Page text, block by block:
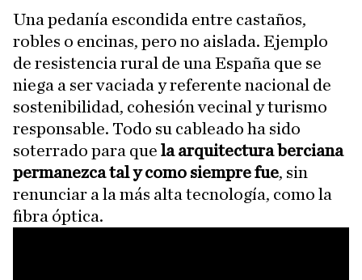
Una pedanía escondida entre castaños,
robles o encinas, pero no aislada. Ejemplo
de resistencia rural de una España que se
niega a ser vaciada y referente nacional de
sostenibilidad, cohesión vecinal y turismo
responsable. Todo su cableado ha sido
soterrado para que la arquitectura berciana
permanezca tal y como siempre fue, sin
renunciar a la más alta tecnología, como la
fibra óptica.